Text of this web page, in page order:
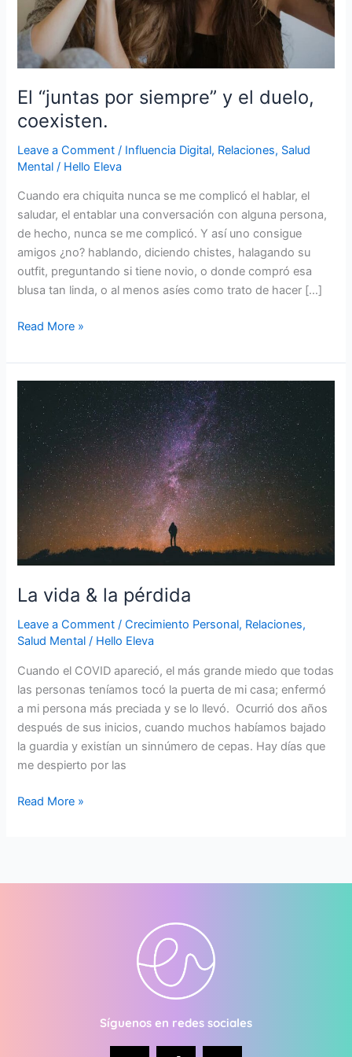
El “juntas por siempre” y el duelo,
coexisten.
Leave a Comment / Influencia Digital, Relaciones, Salud
Mental / Hello Eleva
Cuando era chiquita nunca se me complicó el hablar, el
saludar, el entablar una conversación con alguna persona,
de hecho, nunca se me complicó. Y así uno consigue
amigos ¿no? hablando, diciendo chistes, halagando su
outfit, preguntando si tiene novio, o donde compró esa
blusa tan linda, o al menos asíes como trato de hacer […]
Read More »
La vida & la pérdida
Leave a Comment /Crecimiento Personal, Relaciones,
Salud Mental / Hello Eleva
Cuando el COVID apareció, el más grande miedo que todas
las personas teníamos tocó la puerta de mi casa; enfermó
a mi persona más preciada y se lo llevó. Ocurrió dos años
después de sus inicios, cuando muchos habíamos bajado
la guardia y existían un sinnúmero de cepas. Hay días que
me despierto por las
La
pérdida
Read More »
Síguenos en redes sociales